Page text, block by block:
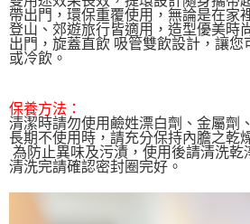
結帳頁面，進行簡訊認證並確認金額後，即可
２．訂單成立數日內，您將收到繳費通知簡訊。
３．收到繳費通知簡訊後14天內，點擊此簡訊
ATM／網路銀行／等多元方式進行付款，方視
※ 請注意：結帳手續完成當下不需立刻繳費，
後付繳納相關費用。
※ 交易是否成功請以「AFTEE先享後付 」之結
是否繳費成功／繳費後需取消欲退款等相關疑
客戶支援中心」https://
１．透過由恩沛科技股份有限公司提供之「
易，需依本服務之必要範圍內提供個人資料，
全家離島取貨付款
每筆NT$100，滿NT$1,000(含以上)免運費
每筆NT$60，滿NT$490(含以上)免運費
7-11取貨付款三天
每筆NT$60，滿NT$490(含以上)免運費
帶出門，環保重覆使用，無論是在家
登山、郊遊旅行皆適用，造型優美時
出門，旋蓋直飲 吸管雙飲設計，讓您
或冷飲。
保養方法：
清潔時請勿使用鹼姓漂白劑、金屬劑
長期不使用時，請充分保持內膽之乾
為防止異味及污漬，使用後請清洗乾
清洗完請確認密封圈完好。